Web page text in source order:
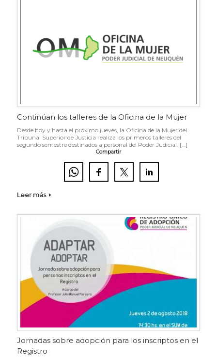
Continúan los talleres de la Oficina de la Mujer
Desde hoy y hasta el próximo jueves, la Oficina de la Mujer del
Tribunal Superior de Justicia realiza los primeros talleres del
segundo semestre destinados a personal del Poder Judicial. […]
Compartir
Leer más
Jornadas sobre adopción para los inscriptos en el
Registro